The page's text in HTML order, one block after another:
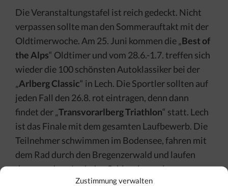
Zustimmung verwalten
Die Veranstaltungstafel ist reich gedeckt. Nicht
verpassen sollte man den Sommerauftakt mit der
Oldtimerwoche. Am 25. Juni kommen die „Best of
the Alps“ Oldtimer und vom 28.6.-1.7. treffen sich
wieder die 100 schönsten Autoklassiker bei der
„Arlberg Classic“ in Lech. Die Sportler sollten auf
jeden Fall den 26.8. rot eintragen, denn dann
findet der „Transvorarlberg Triathlon“ statt. Lech
ist das Finale mit dem gesamten Laufbewerb. Die
Teilnehmer schwimmen im Bodensee, fahren mit
dem Rad durch den Bregenzerwald und laufen
dann rund um Lech den Schlussbewerb.